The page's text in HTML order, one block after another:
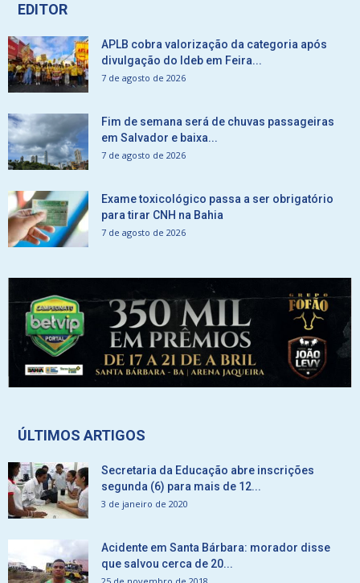
EDITOR
APLB cobra valorização da categoria após
divulgação do Ideb em Feira...
7 de agosto de 2026
Fim de semana será de chuvas passageiras
em Salvador e baixa...
7 de agosto de 2026
Exame toxicológico passa a ser obrigatório
para tirar CNH na Bahia
7 de agosto de 2026
ÚLTIMOS ARTIGOS
Secretaria da Educação abre inscrições
segunda (6) para mais de 12...
3 de janeiro de 2020
Acidente em Santa Bárbara: morador disse
que salvou cerca de 20...